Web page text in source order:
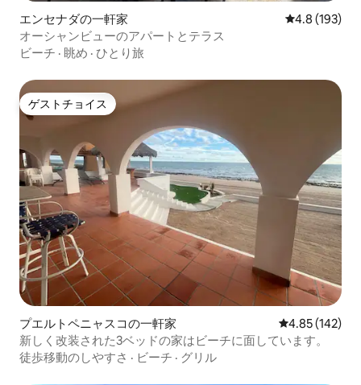
エンセナダの一軒家 レビュー193
4.8 (193)
オーシャンビューのアパートとテラス
ビーチ · 眺め · ひとり旅
ゲストチョイス
ゲストチョイス
プエルトペニャスコの一軒家 レビュー142
4.85 (142)
新しく改装された3ベッドの家はビーチに面しています。
徒歩移動のしやすさ · ビーチ · グリル